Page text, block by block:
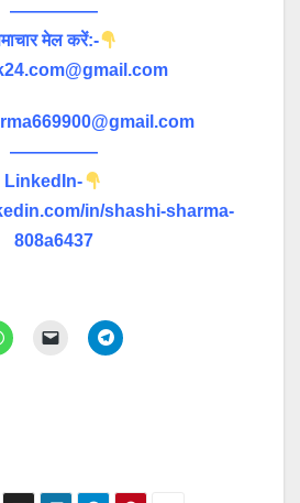
—————
मेल करें:-
—————
LinkedIn-
in/shashi-sharma-
808a6437